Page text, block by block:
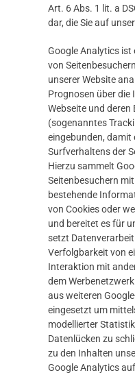
Art. 6 Abs. 1 lit. a
dar, die Sie auf
Google Analytics ist
von
unserer Website
Prognosen über die
Webseite und
(sogenanntes
eingebunden, damit
Surfverhaltens der
Hierzu sammelt
Seitenbesuchern
bestehende
von Cookies oder
und bereitet es für
setzt
Verfolgbarkeit von
Interaktion mit
dem
aus weiteren
eingesetzt um
modellierter
Datenlücken zu
zu den Inhalten
Google Analytics